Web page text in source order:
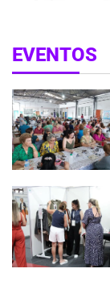
EVENTOS